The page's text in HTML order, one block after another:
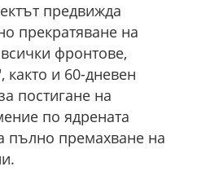
предвижда
прекратяване на
фронтове,
и 60-дневен
постигане на
по ядрената
пълно премахване на